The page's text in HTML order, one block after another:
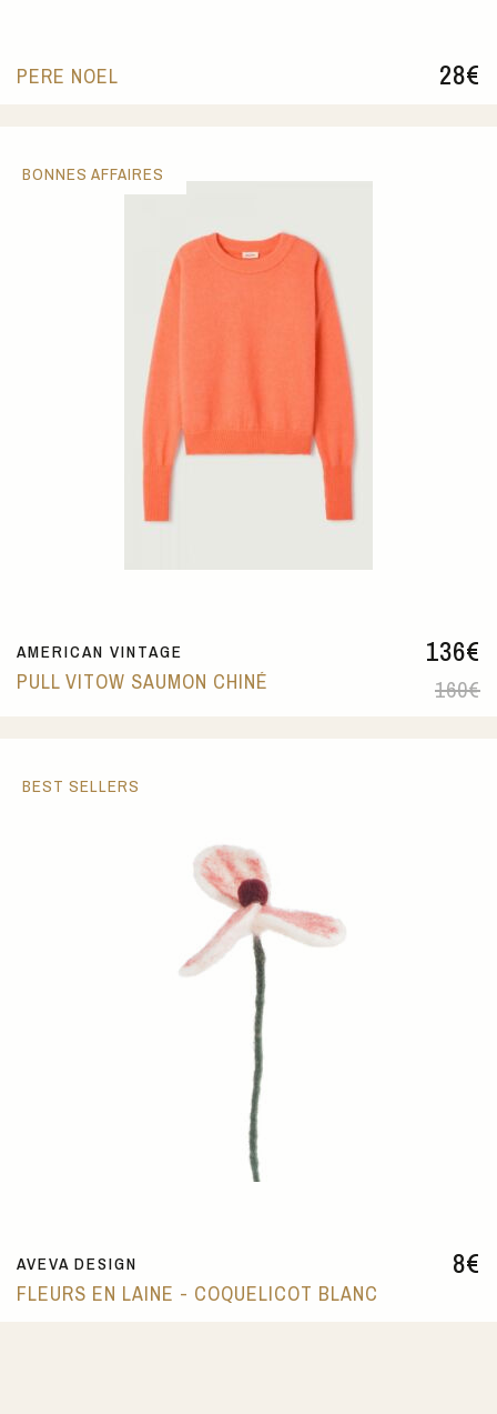
28€
PERE NOEL
136€
160€
AMERICAN VINTAGE
PULL VITOW SAUMON CHINÉ
BONNES AFFAIRES
8€
AVEVA DESIGN
FLEURS EN LAINE - COQUELICOT BLANC
BEST SELLERS